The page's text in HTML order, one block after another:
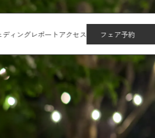
ディングレポートアクセス フェア予約